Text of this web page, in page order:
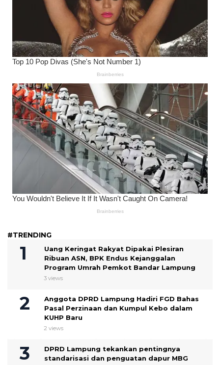
#TRENDING
Uang Keringat Rakyat Dipakai Plesiran
Ribuan ASN, BPK Endus Kejanggalan
Program Umrah Pemkot Bandar Lampung
3 views
Anggota DPRD Lampung Hadiri FGD Bahas
Pasal Perzinaan dan Kumpul Kebo dalam
KUHP Baru
2 views
DPRD Lampung tekankan pentingnya
standarisasi dan penguatan dapur MBG